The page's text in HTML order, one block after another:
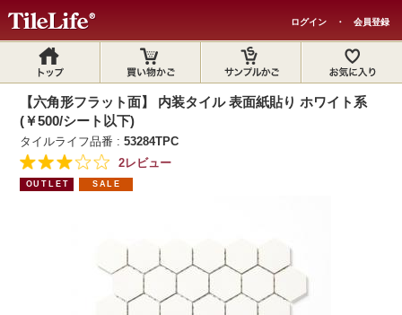
ログイン ・ 会員登録
【六角形フラット面】 内装タイル 表面紙貼り ホワイト系
(￥500/シート以下)
タイルライフ品番 :53284TPC
2レビュー
OUTLET SALE